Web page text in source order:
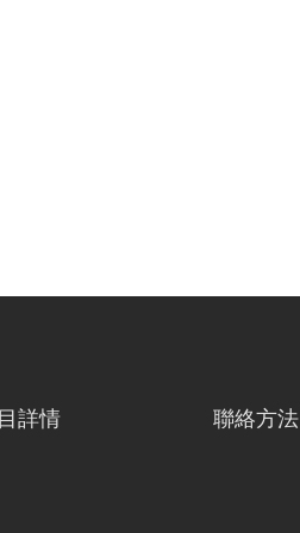
詳情 聯絡方法